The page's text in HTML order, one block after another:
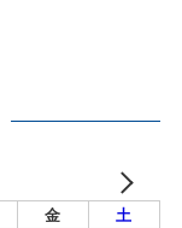
金 土